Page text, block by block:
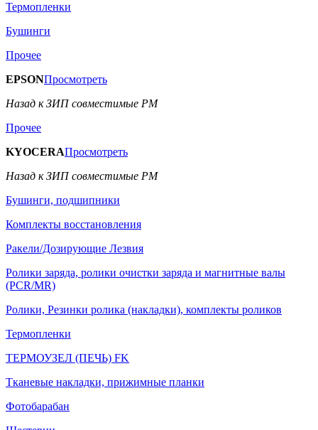
Термопленки
Бушинги
Прочее
EPSONПросмотреть
Назад к ЗИП совместимые РМ
Прочее
KYOCERAПросмотреть
Назад к ЗИП совместимые РМ
Бушинги, подшипники
Комплекты восстановления
Ракели/Дозирующие Лезвия
Ролики заряда, ролики очистки заряда и магнитные валы
(PCR/MR)
Ролики, Резинки ролика (накладки), комплекты роликов
Термопленки
ТЕРМОУЗЕЛ (ПЕЧЬ) FK
Тканевые накладки, прижимные планки
Фотобарабан